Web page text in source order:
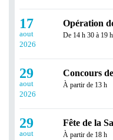
Prêt à décrocher
inscriptions sont
Vous avez effectué votre
d’Aptitude aux Fonctions
17
aout
2026
Opération
De 14 h 30 à 19
29
aout
2026
Concours
À partir de 13 h
29
aout
Fête de la
À partir de 18 h